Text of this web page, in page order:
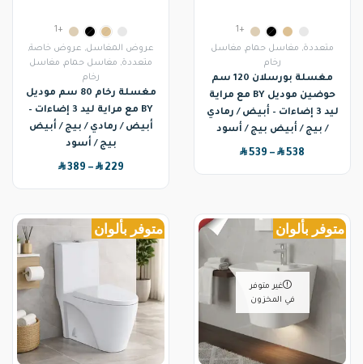
+1
متعددة, مغاسل حمام, مغاسل
رخام
مغسلة بورسلان 120 سم
حوضين موديل BY مع مراية
ليد 3 إضاءات – أبيض / رمادي
/ بيج / أبيض بيج / أسود
SAR538
–
SAR539
+1
عروض المغاسل, عروض خاصة,
متعددة, مغاسل حمام, مغاسل
رخام
مغسلة رخام 80 سم موديل
BY مع مراية ليد 3 إضاءات –
أبيض / رمادي / بيج / أبيض
بيج / أسود
SAR229
–
SAR389
غير متوفر
في المخزون
متوفر بألوان متوفر بألوان